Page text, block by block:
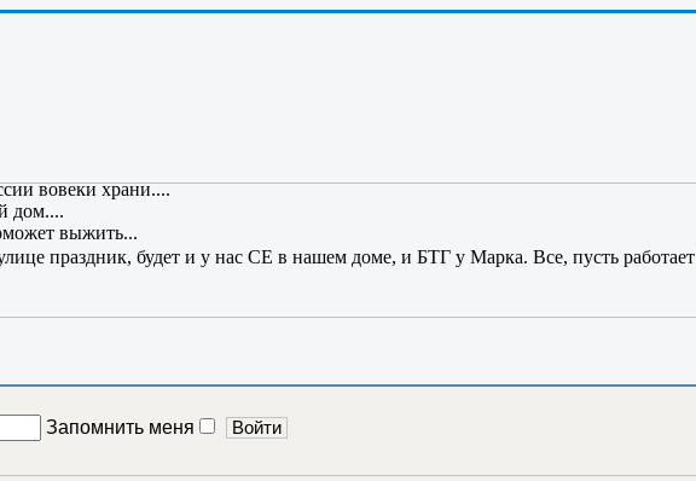
полезны!
хорошо и все довольны......
и лесок в поле каждый колосок...
вовеки храни....
дом....
выжить...
праздник, будет и у нас СЕ в нашем доме, и БТГ у Марка. Все, пусть работает
Запомнить меня